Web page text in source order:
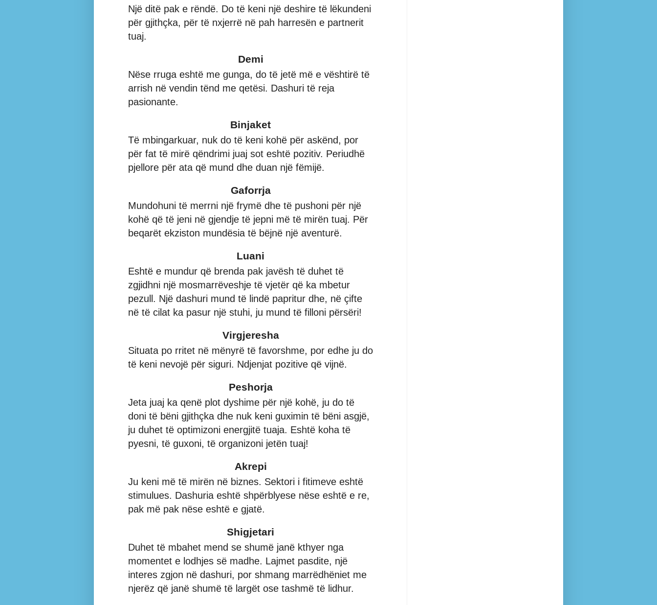
Një ditë pak e rëndë. Do të keni një deshire të lëkundeni
për gjithçka, për të nxjerrë në pah harresën e partnerit
tuaj.
Demi
Nëse rruga eshtë me gunga, do të jetë më e vështirë të
arrish në vendin tënd me qetësi. Dashuri të reja
pasionante.
Binjaket
Të mbingarkuar, nuk do të keni kohë për askënd, por
për fat të mirë qëndrimi juaj sot eshtë pozitiv. Periudhë
pjellore për ata që mund dhe duan një fëmijë.
Gaforrja
Mundohuni të merrni një frymë dhe të pushoni për një
kohë që të jeni në gjendje të jepni më të mirën tuaj. Për
beqarët ekziston mundësia të bëjnë një aventurë.
Luani
Eshtë e mundur që brenda pak javësh të duhet të
zgjidhni një mosmarrëveshje të vjetër që ka mbetur
pezull. Një dashuri mund të lindë papritur dhe, në çifte
në të cilat ka pasur një stuhi, ju mund të filloni përsëri!
Virgjeresha
Situata po rritet në mënyrë të favorshme, por edhe ju do
të keni nevojë për siguri. Ndjenjat pozitive që vijnë.
Peshorja
Jeta juaj ka qenë plot dyshime për një kohë, ju do të
doni të bëni gjithçka dhe nuk keni guximin të bëni asgjë,
ju duhet të optimizoni energjitë tuaja. Eshtë koha të
pyesni, të guxoni, të organizoni jetën tuaj!
Akrepi
Ju keni më të mirën në biznes. Sektori i fitimeve eshtë
stimulues. Dashuria eshtë shpërblyese nëse eshtë e re,
pak më pak nëse eshtë e gjatë.
Shigjetari
Duhet të mbahet mend se shumë janë kthyer nga
momentet e lodhjes së madhe. Lajmet pasdite, një
interes zgjon në dashuri, por shmang marrëdhëniet me
njerëz që janë shumë të largët ose tashmë të lidhur.